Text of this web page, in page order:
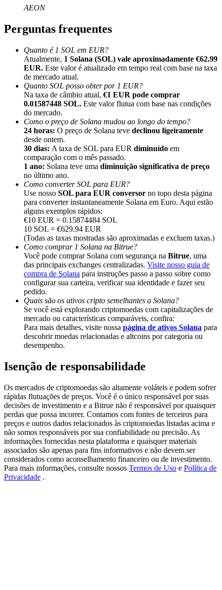
Até 65% de comissões!
Indicação
Convide um amigo para receber recompensas em dinheiro
Deposit CASHCAT & Win
Deposit CASHCAT & Win
Share 500000 CASHCAT prize pool
Exclusive for BitMart Users
Register & Trade to Win 500,000 USDT
Trade Gold & Silver · 33,333 USDT Bonus
USDT New User Exclusive 10% APR
USDT Flexible Staking | Daily Rewards
AEON
Perguntas frequentes
Quanto é 1 SOL em EUR?
Atualmente, 1 Solana (SOL) vale aproximadamente €62.99
EUR. Este valor é atualizado em tempo real com base na taxa
de mercado atual.
Quanto SOL posso obter por 1 EUR?
Na taxa de câmbio atual, €1 EUR pode comprar
0.01587448 SOL. Este valor flutua com base nas condições
do mercado.
Como o preço de Solana mudou ao longo do tempo?
24 horas: O preço de Solana teve declinou ligeiramente
desde ontem.
30 dias: A taxa de SOL para EUR diminuído em
comparação com o mês passado.
1 ano: Solana teve uma diminuição significativa de preço
no último ano.
Como converter SOL para EUR?
Use nosso SOL para EUR conversor no topo desta página
para converter instantaneamente Solana em Euro. Aqui estão
alguns exemplos rápidos:
€10 EUR = 0.15874484 SOL
10 SOL = €629.94 EUR
(Todas as taxas mostradas são aproximadas e excluem taxas.)
Como comprar 1 Solana na Bitrue?
Você pode comprar Solana com segurança na Bitrue, uma
das principais exchanges centralizadas. Visite nosso guia de
compra de Solana para instruções passo a passo sobre como
configurar sua carteira, verificar sua identidade e fazer seu
pedido.
Quais são os ativos cripto semelhantes a Solana?
Se você está explorando criptomoedas com capitalizações de
mercado ou características comparáveis, confira:
Para mais detalhes, visite nossa página de ativos Solana para
descobrir moedas relacionadas e altcoins por categoria ou
desempenho.
Isenção de responsabilidade
Os mercados de criptomoedas são altamente voláteis e podem sofrer
rápidas flutuações de preços. Você é o único responsável por suas
decisões de investimento e a Bitrue não é responsável por quaisquer
perdas que possa incorrer. Contamos com fontes de terceiros para
preços e outros dados relacionados às criptomoedas listadas acima e
não somos responsáveis por sua confiabilidade ou precisão. As
informações fornecidas nesta plataforma e quaisquer materiais
associados são apenas para fins informativos e não devem ser
considerados como aconselhamento financeiro ou de investimento.
Para mais informações, consulte nossos Termos de Uso e Política de
Privacidade .